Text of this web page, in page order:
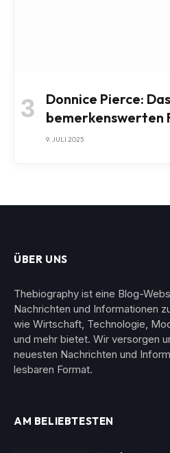
Donnice Pierce:
bemerkenswerten
9. JULI 2025
ÜBER UNS
Thebiography ist eine Blog-
Nachrichten und Informationen
wie Wirtschaft, Technologie,
und mehr bietet. Wir versorgen
neuesten Nachrichten und
lesbaren Format.
AM BELIEBTESTEN